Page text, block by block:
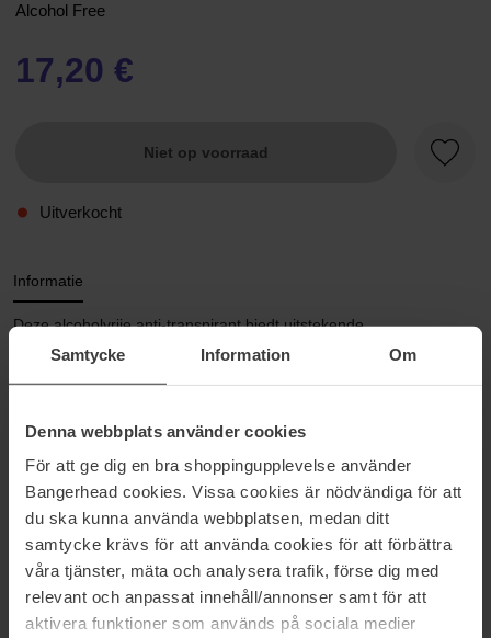
Samtycke Information Om
Denna webbplats använder cookies
För att ge dig en bra shoppingupplevelse använder
Bangerhead cookies. Vissa cookies är nödvändiga för att
du ska kunna använda webbplatsen, medan ditt
samtycke krävs för att använda cookies för att förbättra
våra tjänster, mäta och analysera trafik, förse dig med
relevant och anpassat innehåll/annonser samt för att
aktivera funktioner som används på sociala medier
Alcohol Free
17,20 €
Niet op voorraad
Uitverkocht
Informatie
Deze alcoholvrije anti-transpirant biedt uitstekende
vochtbescherming. De milde formule met anti-irriterende allantoïne
aanbrengen en laten drogen voordat je kleding aantrekt (dat kost
maar een paar seconden).
Maat: 60 ml
Artikelnummer: 19696
Categorieën:
Startpagina